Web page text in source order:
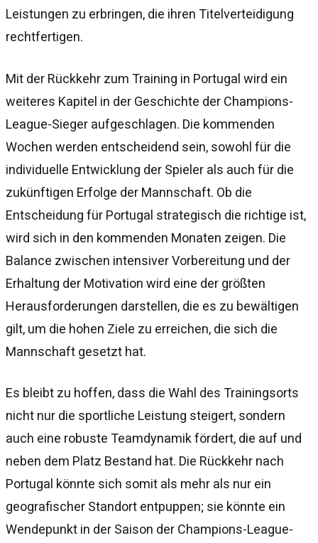
Leistungen zu erbringen, die ihren Titelverteidigung
rechtfertigen.
Mit der Rückkehr zum Training in Portugal wird ein
weiteres Kapitel in der Geschichte der Champions-
League-Sieger aufgeschlagen. Die kommenden
Wochen werden entscheidend sein, sowohl für die
individuelle Entwicklung der Spieler als auch für die
zukünftigen Erfolge der Mannschaft. Ob die
Entscheidung für Portugal strategisch die richtige ist,
wird sich in den kommenden Monaten zeigen. Die
Balance zwischen intensiver Vorbereitung und der
Erhaltung der Motivation wird eine der größten
Herausforderungen darstellen, die es zu bewältigen
gilt, um die hohen Ziele zu erreichen, die sich die
Mannschaft gesetzt hat.
Es bleibt zu hoffen, dass die Wahl des Trainingsorts
nicht nur die sportliche Leistung steigert, sondern
auch eine robuste Teamdynamik fördert, die auf und
neben dem Platz Bestand hat. Die Rückkehr nach
Portugal könnte sich somit als mehr als nur ein
geografischer Standort entpuppen; sie könnte ein
Wendepunkt in der Saison der Champions-League-